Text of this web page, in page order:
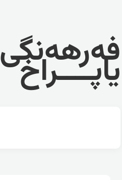
فەرهەنگی
یاپــــراخ